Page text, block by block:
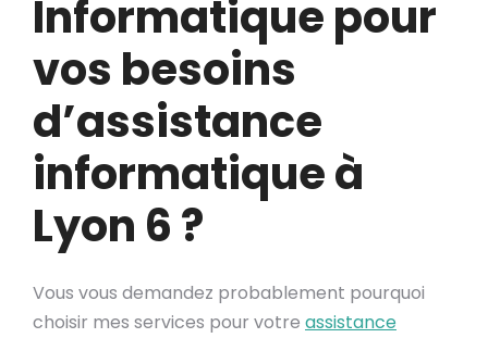
Informatique pour
vos besoins
d’assistance
informatique à
Lyon 6 ?
Vous vous demandez probablement pourquoi
choisir mes services pour votre assistance